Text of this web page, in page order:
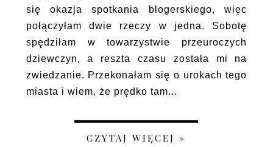
się okazja spotkania blogerskiego, więc
połączyłam dwie rzeczy w jedna. Sobotę
spędziłam w towarzystwie przeuroczych
dziewczyn, a reszta czasu została mi na
zwiedzanie. Przekonałam się o urokach tego
miasta i wiem, że prędko tam...
CZYTAJ WIĘCEJ »